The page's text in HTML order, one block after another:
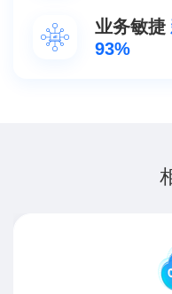
业务敏捷
93%